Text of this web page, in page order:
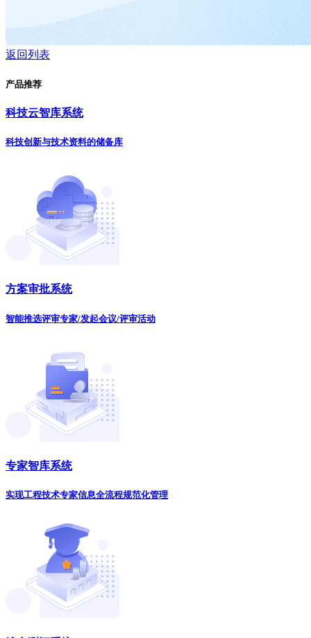
返回列表
产品推荐
科技云智库系统
科技创新与技术资料的储备库
方案审批系统
智能推选评审专家/发起会议/评审活动
专家智库系统
实现工程技术专家信息全流程规范化管理